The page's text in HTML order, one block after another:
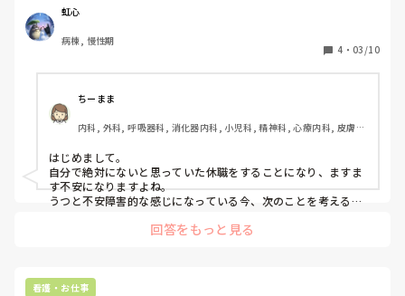
1度こういう事になると普通に戻れない気がして不安です。
診断書通り行けば4月から戻る予定ですが、周りからいろい
ろ言われそう(悪く思われてそう)で怖いです。
あと、1度休職歴があると転職しずらいとお聞きしました
が、本当ですか??
虹心
病棟, 慢性期
4 ・ 03/10
ちーまま
内科, 外科, 呼吸器科, 消化器内科, 小児科, 精神科, 心療内科, 皮膚
回復期, 終末期, 透析
はじめまして。
自分で絶対にないと思っていた休職をすることになり、ますま
す不安になりますよね。
うつと不安障害的な感じになっている今、次のことを考えるの
ネガティブなことばかり考えることになるので。
私の友人にも元同僚でも休職後に転職してる人はいます。
回答をもっと見る
看護・お仕事